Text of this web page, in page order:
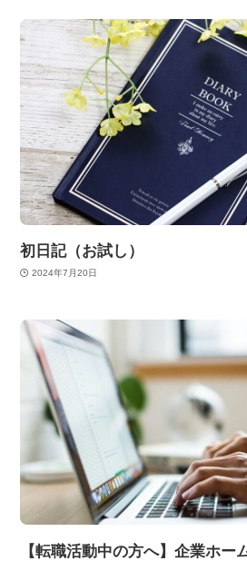
初日記（お試し）
2024年7月20日
【転職活動中の方へ】企業ホー